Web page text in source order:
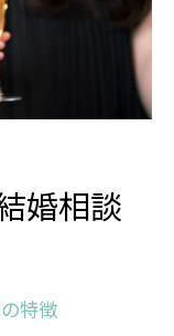
婚相談
特徴